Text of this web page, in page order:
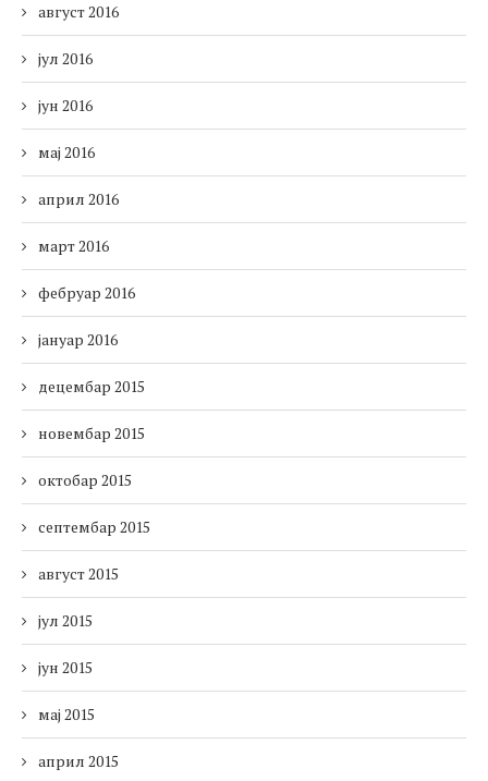
август 2016
јул 2016
јун 2016
мај 2016
април 2016
март 2016
фебруар 2016
јануар 2016
децембар 2015
новембар 2015
октобар 2015
септембар 2015
август 2015
јул 2015
јун 2015
мај 2015
април 2015